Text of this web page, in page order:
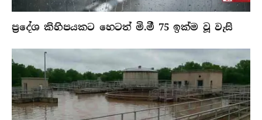
ප්‍රදේශ කිහිපයකට හෙටත් මි.මී 75 ඉක්ම වූ වැසි